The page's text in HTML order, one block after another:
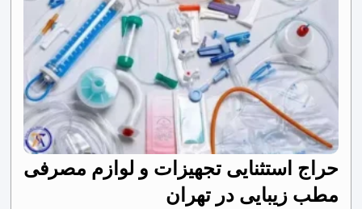
حراج استثنایی تجهیزات و لوازم مصرفی
مطب زیبایی در تهران